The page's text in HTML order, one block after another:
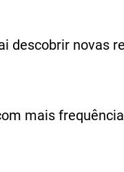
descobrir novas
mais